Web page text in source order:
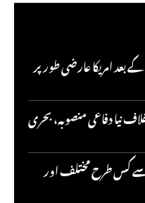
بعد امریکا عارضی طور پر
نیا دفاعی منصوبہ، بحری
12 روزہ جنگ سے کس طرح مختلف اور